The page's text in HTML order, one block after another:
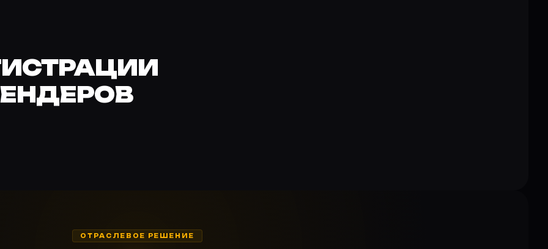
ОТРАСЛЕВОЕ РЕШЕНИЕ